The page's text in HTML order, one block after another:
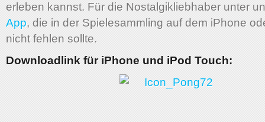
erleben kannst. Für die Nostalgikliebhaber unter
App, die in der Spielesammling auf dem iPhone
nicht fehlen sollte.
Downloadlink für iPhone und iPod Touch: